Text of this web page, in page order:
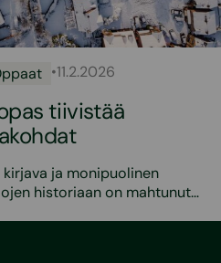
•11.2.2026
tiivistää
ja monipuolinen
historiaan on mahtunut…